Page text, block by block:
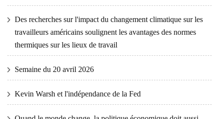
Des recherches sur l'impact du changement climatique sur les
travailleurs américains soulignent les avantages des normes
thermiques sur les lieux de travail
Semaine du 20 avril 2026
Kevin Warsh et l'indépendance de la Fed